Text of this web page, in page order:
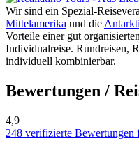
Wir sind ein Spezial-
Mittelamerika und die
Vorteile einer gut
Individualreise. Rundreisen,
individuell kombinierbar.
Bewertungen /
4,9
248 verifizierte Bewertungen